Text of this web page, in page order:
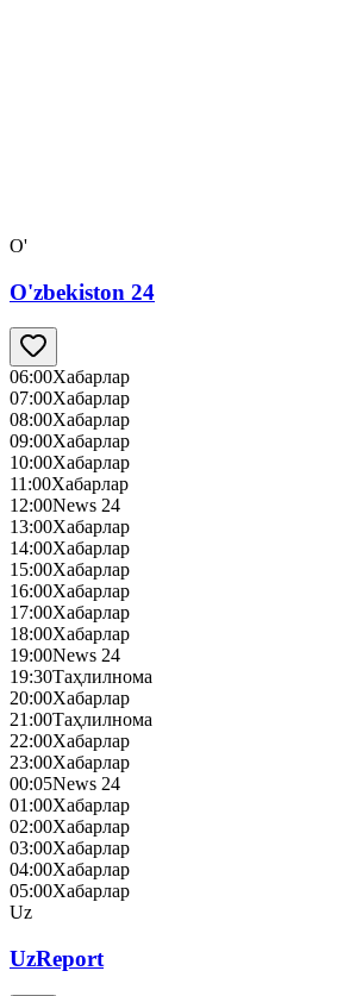
O'
O'zbekiston 24
06:00Хабарлар
07:00Хабарлар
08:00Хабарлар
09:00Хабарлар
10:00Хабарлар
11:00Хабарлар
12:00News 24
13:00Хабарлар
14:00Хабарлар
15:00Хабарлар
16:00Хабарлар
17:00Хабарлар
18:00Хабарлар
19:00News 24
19:30Таҳлилнома
20:00Хабарлар
21:00Таҳлилнома
22:00Хабарлар
23:00Хабарлар
00:05News 24
01:00Хабарлар
02:00Хабарлар
03:00Хабарлар
04:00Хабарлар
05:00Хабарлар
Uz
UzReport